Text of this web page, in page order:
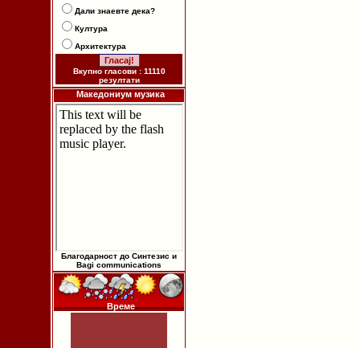
Дали знаевте дека?
Култура
Архитектура
Вкупно гласови : 11110
резултати
Македониум музика
Благодарност до Синтезис и
Bagi communications
Време